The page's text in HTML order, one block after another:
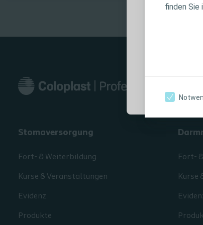
finden Sie
Stomaversorgung
Fort- & Weiterbildung
Kurse & Veranstaltungen
Evidenz
Produkte
Fort-
Kurse